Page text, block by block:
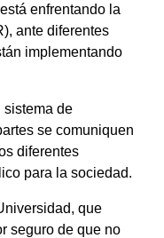
enfrentando la
ante diferentes
implementando
sistema de
se comuniquen
diferentes
para la sociedad.
que
seguro de que no